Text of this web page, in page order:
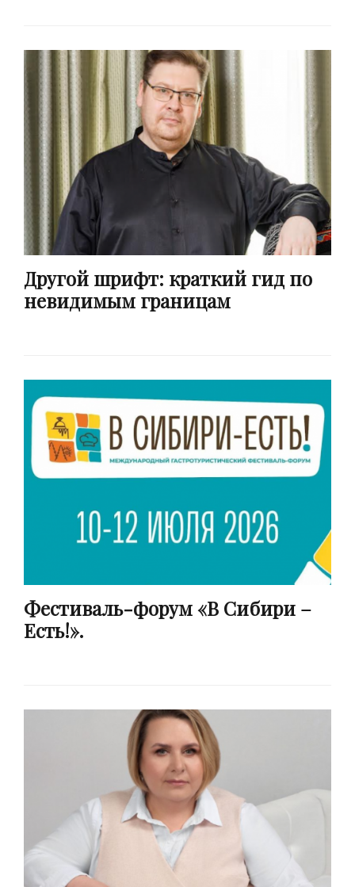
Другой шрифт: краткий гид по
невидимым границам
Фестиваль-форум «В Сибири –
Есть!».